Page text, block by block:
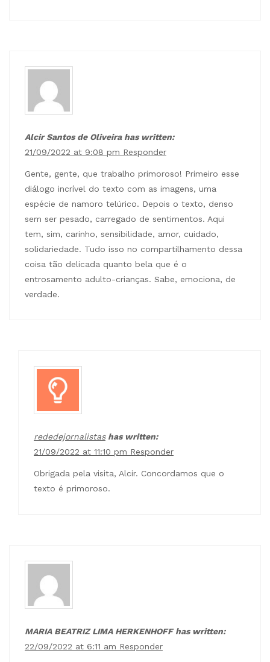
Alcir Santos de Oliveira has written:
21/09/2022 at 9:08 pm Responder
Gente, gente, que trabalho primoroso! Primeiro esse
diálogo incrível do texto com as imagens, uma
espécie de namoro telúrico. Depois o texto, denso
sem ser pesado, carregado de sentimentos. Aqui
tem, sim, carinho, sensibilidade, amor, cuidado,
solidariedade. Tudo isso no compartilhamento dessa
coisa tão delicada quanto bela que é o
entrosamento adulto-crianças. Sabe, emociona, de
verdade.
rededejornalistashas written:
21/09/2022 at 11:10 pm Responder
Obrigada pela visita, Alcir. Concordamos que o
texto é primoroso.
MARIA BEATRIZ LIMA HERKENHOFF has written:
22/09/2022 at 6:11 am Responder